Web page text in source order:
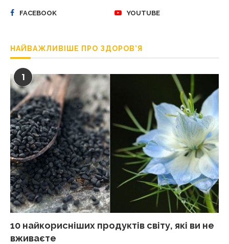
FACEBOOK YOUTUBE
НАЙВАЖЛИВІШЕ ПРО ЗДОРОВ’Я
1
10 найкорисніших продуктів світу, які ви не
вживаєте